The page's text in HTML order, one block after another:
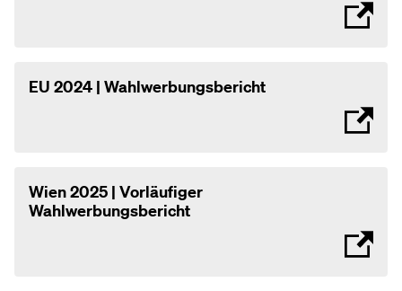
EU 2024 | Wahlwerbungsbericht
Wien 2025 | Vorläufiger
Wahlwerbungsbericht